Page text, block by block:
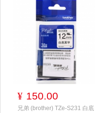
¥ 150.00
兄弟 (brother) TZe-S231 白底